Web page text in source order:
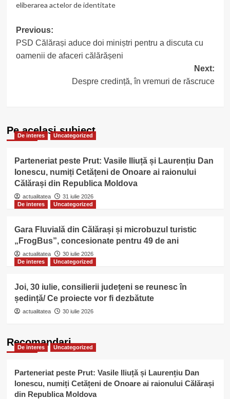
eliberarea actelor de identitate
Post
navigation
Previous:
PSD Călărași aduce doi miniștri pentru a discuta cu
oamenii de afaceri călărășeni
Next:
Despre credință, în vremuri de răscruce
Pe acelasi subiect
De interes Uncategorized
Parteneriat peste Prut: Vasile Iliuță și Laurențiu Dan
Ionescu, numiți Cetățeni de Onoare ai raionului
Călărași din Republica Moldova
actualitatea
31 iulie 2026
De interes
Uncategorized
Gara Fluvială din Călărași și microbuzul turistic
„FrogBus”, concesionate pentru 49 de ani
actualitatea
30 iulie 2026
De interes
Uncategorized
Joi, 30 iulie, consilierii județeni se reunesc în
ședință/ Ce proiecte vor fi dezbătute
actualitatea 30 iulie 2026
Recomandari
De interes Uncategorized
Parteneriat peste Prut: Vasile Iliuță și Laurențiu Dan
Ionescu, numiți Cetățeni de Onoare ai raionului Călărași
din Republica Moldova